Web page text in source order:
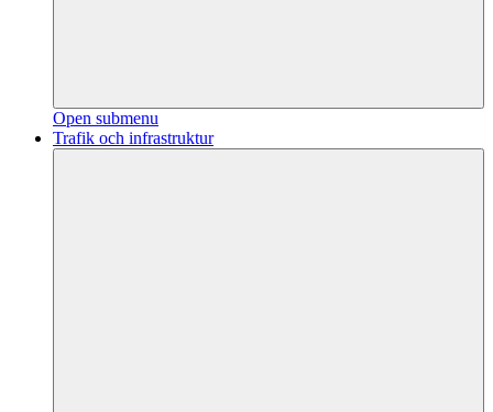
Open submenu
Trafik och infrastruktur